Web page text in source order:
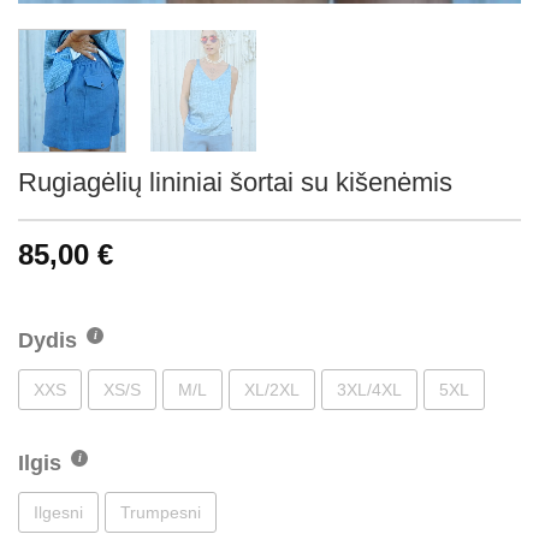
Rugiagėlių lininiai šortai su kišenėmis
85,00 €
Dydis
XXS XS/S M/L XL/2XL 3XL/4XL 5XL
Ilgis
Ilgesni Trumpesni